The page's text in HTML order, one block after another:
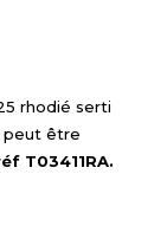
rhodié serti
peut être
T03411RA.